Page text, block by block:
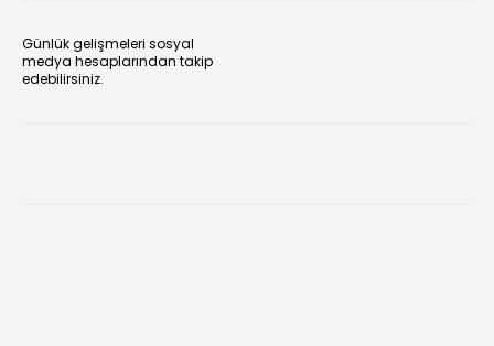
Günlük gelişmeleri sosyal
medya hesaplarından takip
edebilirsiniz.